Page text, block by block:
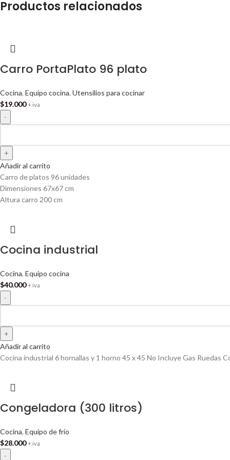
Productos relacionados
Carro PortaPlato 96 plato
Cocina, Equipo cocina, Utensilios para cocinar
$19.000 + iva
Añadir al carrito
Carro de platos 96 unidades
Dimensiones 67x67 cm
Altura carro 200 cm
Cocina industrial
Cocina, Equipo cocina
$40.000 + iva
Añadir al carrito
Cocina industrial 6 hornallas y 1 horno 45 x 45 No Incluye Gas Ruedas
Congeladora (300 litros)
Cocina, Equipo de frío
$28.000 + iva